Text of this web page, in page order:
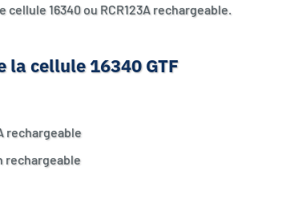
cellule 16340 ou RCR123A rechargeable.
la cellule 16340 GTF
rechargeable
rechargeable